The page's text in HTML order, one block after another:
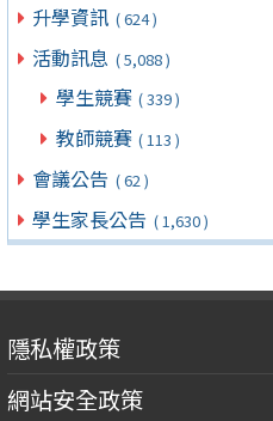
升學資訊 ( 624 )
活動訊息 ( 5,088 )
學生競賽 ( 339 )
教師競賽 ( 113 )
會議公告 ( 62 )
學生家長公告 ( 1,630 )
隱私權政策
網站安全政策